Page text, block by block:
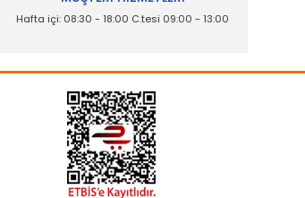
Hafta içi: 08:30 - 18:00 C.tesi 09:00 - 13:00